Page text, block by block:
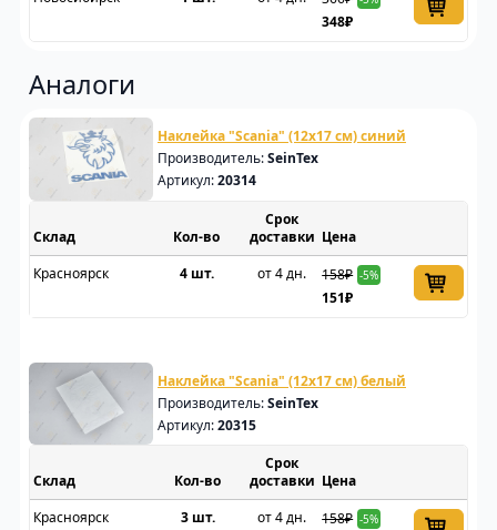
348₽
Аналоги
Наклейка "Scania" (12х17 см) синий
Производитель:SeinTex
Артикул:20314
Склад
Срок
доставки Цена
Красноярск
4 шт. от 4 дн. 158₽ -5%
151₽
Наклейка "Scania" (12х17 см) белый
Производитель:SeinTex
Артикул:20315
Склад
Срок
доставки Цена
Красноярск
3 шт. от 4 дн. 158₽ -5%